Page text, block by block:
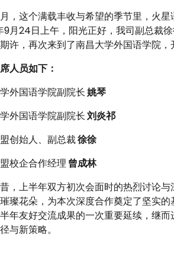
，这个满载丰收与希望的季节里，火
月24日上午，阳光正好，我司副总裁
许，再次来到了南昌大学外国语学院，
人员如下：
外国语学院副院长姚琴
外国语学院副院长刘炎祁
创始人、副总裁徐徐
校企合作经理曾成林
，上半年双方初次会面时的热烈讨论
璨花朵，为本次深度合作奠定了坚实
年友好交流成果的一次重要延续，继
与新策略。